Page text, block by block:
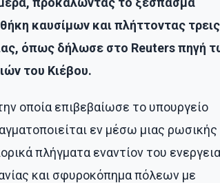
καυσίμων και πλήττοντας τρεις
όπως δήλωσε στο Reuters πηγή
του Κιέβου.
οποία επιβεβαίωσε το υπουργείο
εν μέσω μιας ρωσικής
πλήγματα εναντίον του
και σφυροκόπημα πόλεων με